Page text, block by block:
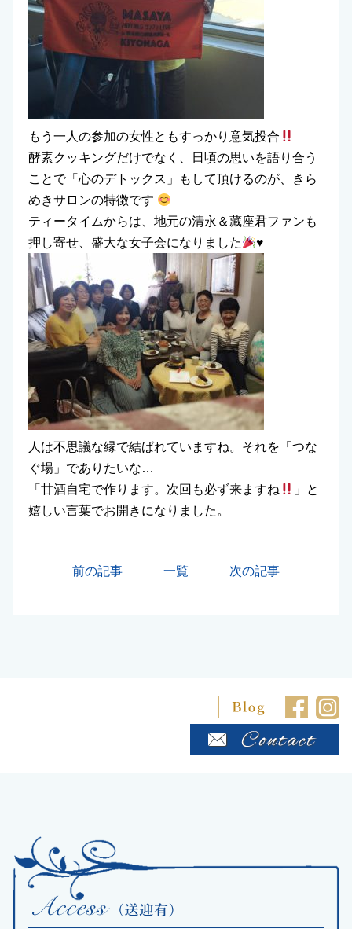
もう一人の参加の女性ともすっかり意気投合
酵素クッキングだけでなく、日頃の思いを語り合う
ことで「心のデトックス」もして頂けるのが、きら
めきサロンの特徴です
ティータイムからは、地元の清永＆藏座君ファンも
押し寄せ、盛大な女子会になりました
♥️
人は不思議な縁で結ばれていますね。それを「つな
ぐ場」でありたいな…
「甘酒自宅で作ります。次回も必ず来ますね
」と
嬉しい言葉でお開きになりました。
前の記事 一覧 次の記事